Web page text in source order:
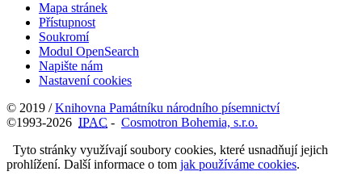
Mapa stránek
Přístupnost
Soukromí
Modul OpenSearch
Napište nám
Nastavení cookies
© 2019 /Knihovna Památníku národního písemnictví
©1993-2026 IPAC - Cosmotron Bohemia, s.r.o.
Tyto stránky využívají soubory cookies, které usnadňují jejich
prohlížení. Další informace o tom jak používáme cookies.